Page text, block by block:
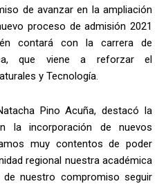
de avanzar en la ampliación
proceso de admisión 2021
contará con la carrera de
que viene a reforzar el
y Tecnología.
Pino Acuña, destacó la
la incorporación de nuevos
muy contentos de poder
regional nuestra académica
nuestro compromiso seguir